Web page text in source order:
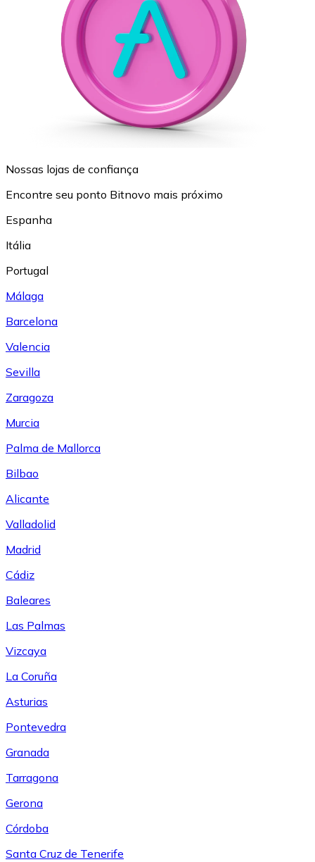
Nossas lojas de confiança
Encontre seu ponto Bitnovo mais próximo
Espanha
Itália
Portugal
Málaga
Barcelona
Valencia
Sevilla
Zaragoza
Murcia
Palma de Mallorca
Bilbao
Alicante
Valladolid
Madrid
Cádiz
Baleares
Las Palmas
Vizcaya
La Coruña
Asturias
Pontevedra
Granada
Tarragona
Gerona
Córdoba
Santa Cruz de Tenerife